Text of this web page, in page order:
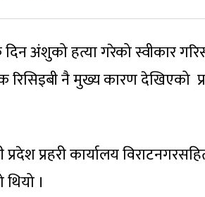
दिन अंशुको हत्या गरेको स्वीकार
रिसिइबी नै मुख्य कारण देखिएको
प्रहरी कार्यालय
।